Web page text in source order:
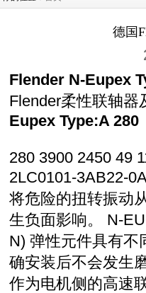
德国
Flender N-Eupex
Flender柔性联轴器
Eupex Type:A 280
280 3900 2450 49
2LC0101-3AB22-
将危险的扭转振动
生负面影响。 N-
N) 弹性元件具有不
确安装后不会发生
作为电机侧的高速